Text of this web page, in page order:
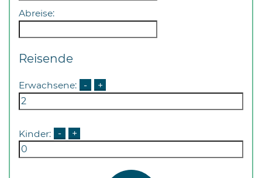
Abreise:
Reisende
Erwachsene: - +
Kinder: - +